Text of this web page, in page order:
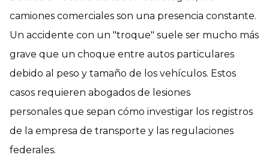
camiones comerciales son una presencia constante.
Un accidente con un "troque" suele ser mucho más
grave que un choque entre autos particulares
debido al peso y tamaño de los vehículos. Estos
casos requieren abogados de lesiones
personales que sepan cómo investigar los registros
de la empresa de transporte y las regulaciones
federales.